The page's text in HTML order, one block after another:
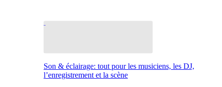
Son & éclairage: tout pour les musiciens, les DJ,
l’enregistrement et la scène